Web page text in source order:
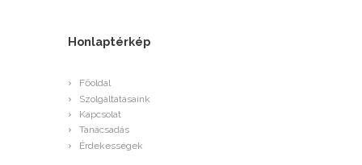
Honlaptérkép
Főoldal
Szolgáltatásaink
Kapcsolat
Tanácsadás
Érdekességek